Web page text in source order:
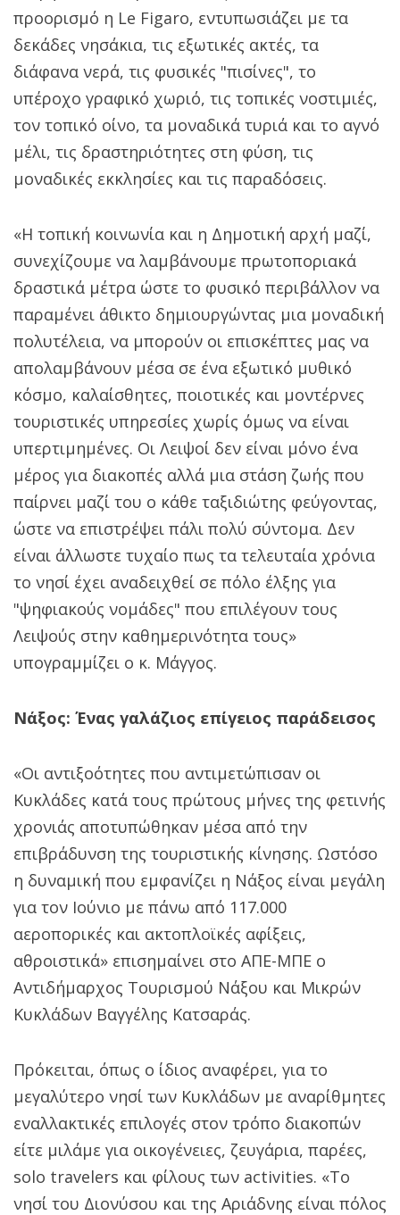
προορισμό η Le Figaro, εντυπωσιάζει με τα
δεκάδες νησάκια, τις εξωτικές ακτές, τα
διάφανα νερά, τις φυσικές "πισίνες", το
υπέροχο γραφικό χωριό, τις τοπικές νοστιμιές,
τον τοπικό οίνο, τα μοναδικά τυριά και το αγνό
μέλι, τις δραστηριότητες στη φύση, τις
μοναδικές εκκλησίες και τις παραδόσεις.
«Η τοπική κοινωνία και η Δημοτική αρχή μαζί,
συνεχίζουμε να λαμβάνουμε πρωτοποριακά
δραστικά μέτρα ώστε το φυσικό περιβάλλον να
παραμένει άθικτο δημιουργώντας μια μοναδική
πολυτέλεια, να μπορούν οι επισκέπτες μας να
απολαμβάνουν μέσα σε ένα εξωτικό μυθικό
κόσμο, καλαίσθητες, ποιοτικές και μοντέρνες
τουριστικές υπηρεσίες χωρίς όμως να είναι
υπερτιμημένες. Οι Λειψοί δεν είναι μόνο ένα
μέρος για διακοπές αλλά μια στάση ζωής που
παίρνει μαζί του ο κάθε ταξιδιώτης φεύγοντας,
ώστε να επιστρέψει πάλι πολύ σύντομα. Δεν
είναι άλλωστε τυχαίο πως τα τελευταία χρόνια
το νησί έχει αναδειχθεί σε πόλο έλξης για
"ψηφιακούς νομάδες" που επιλέγουν τους
Λειψούς στην καθημερινότητα τους»
υπογραμμίζει ο κ. Μάγγος.
Νάξος: Ένας γαλάζιος επίγειος παράδεισος
«Οι αντιξοότητες που αντιμετώπισαν οι
Κυκλάδες κατά τους πρώτους μήνες της φετινής
χρονιάς αποτυπώθηκαν μέσα από την
επιβράδυνση της τουριστικής κίνησης. Ωστόσο
η δυναμική που εμφανίζει η Νάξος είναι μεγάλη
για τον Ιούνιο με πάνω από 117.000
αεροπορικές και ακτοπλοϊκές αφίξεις,
αθροιστικά» επισημαίνει στο ΑΠΕ-ΜΠΕ ο
Αντιδήμαρχος Τουρισμού Νάξου και Μικρών
Κυκλάδων Βαγγέλης Κατσαράς.
Πρόκειται, όπως ο ίδιος αναφέρει, για το
μεγαλύτερο νησί των Κυκλάδων με αναρίθμητες
εναλλακτικές επιλογές στον τρόπο διακοπών
είτε μιλάμε για οικογένειες, ζευγάρια, παρέες,
solo travelers και φίλους των activities. «Το
νησί του Διονύσου και της Αριάδνης είναι πόλος